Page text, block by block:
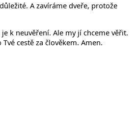
A zavíráme dveře, protože
k neuvěření. Ale my jí chceme věřit.
cestě za člověkem. Amen.